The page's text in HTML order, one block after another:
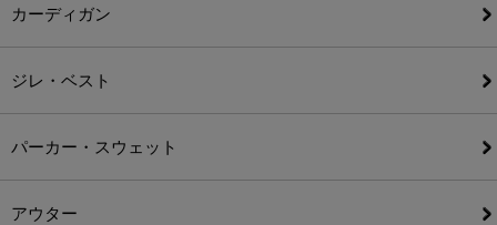
カーディガン
ジレ・ベスト
パーカー・スウェット
アウター